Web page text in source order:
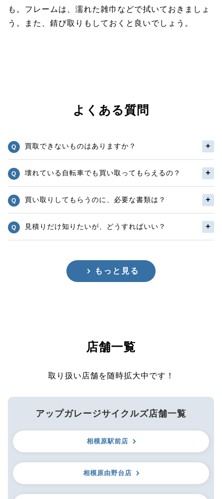
も。フレームは、濡れた雑巾などで拭いておきましょ
う。また、錆び取りもしておくと良いでしょう。
よくある質問
買取できないものはありますか？
壊れている自転車でも買い取ってもらえるの？
買い取りしてもらうのに、必要な書類は？
見積りだけ知りたいが、どうすればいい？
もっと見る
店舗一覧
取り扱い店舗を随時拡大中です！
アップガレージサイクルズ店舗一覧
相模原駅前店
相模原由野台店